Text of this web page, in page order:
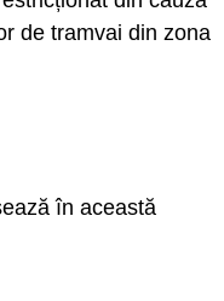
de tramvai din zona
în această